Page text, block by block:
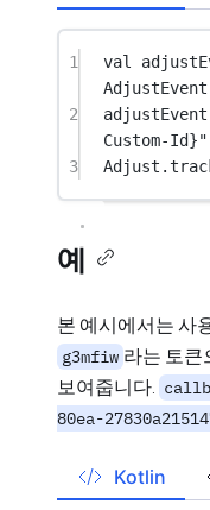
1 val
AdjustEvent
2
Custom-Id}"
3
Adjust.
예
본 예시에서는 사
g3mfiw 라는 토큰
보여줍니다.
80ea-
Kotlin